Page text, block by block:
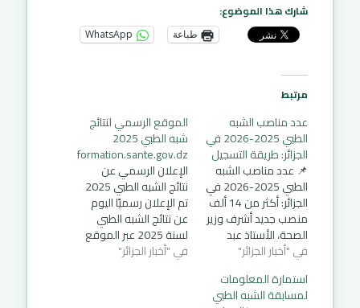
شارك هذا الموضوع:
طباعة WhatsApp
مرتبط
عدد مناصب الشبه
الطبي 2025-2026 في
الجزائر: طريقة التسجيل
📌 عدد مناصب الشبه
الطبي 2025-2026 في
الجزائر: أكثر من 14 ألف
منصب جديد أشرف وزير
الصحة، الأستاذ عبد
الحق سايحي، رفقة
والي ولاية تلمسان
السيد يوسف بشلاوي،
على مراسيم حفل تخرج
في "أخبار الجزائر"
الموقع الرسمي لنتائج
شبه الطبي 2025
formation.sante.gov.dz
الإعلان الرسمي عن
نتائج الشبه الطبي 2025
تم الإعلان رسميًا اليوم
عن نتائج الشبه الطبي
لسنة 2025 عبر الموقع
الرسمي لوزارة الصحة
في "أخبار الجزائر"
استمارة المعلومات
لمسابقة الشبه الطبي